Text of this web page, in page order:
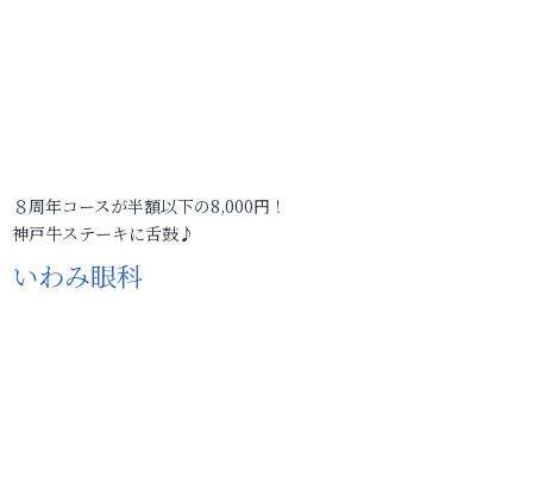
８周年コースが半額以下の8,000円！
神戸牛ステーキに舌鼓♪
いわみ眼科